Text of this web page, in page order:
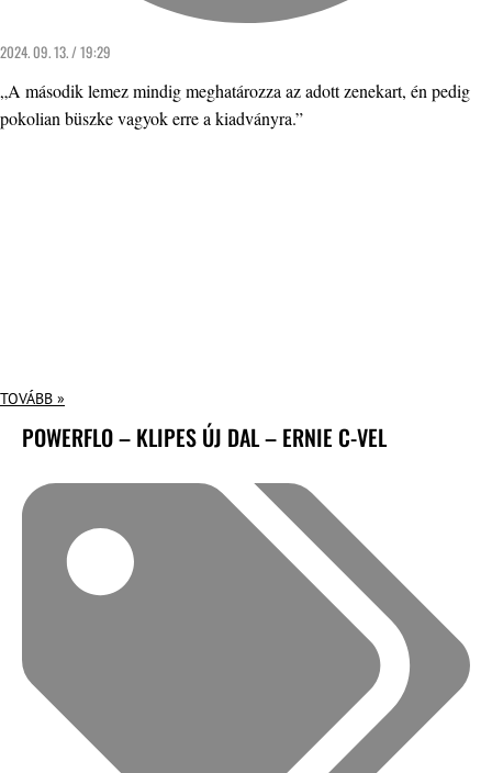
2024. 09. 13. / 19:29
„A második lemez mindig meghatározza az adott zenekart, én pedig
pokolian büszke vagyok erre a kiadványra.”
TOVÁBB »
POWERFLO – KLIPES ÚJ DAL – ERNIE C-VEL